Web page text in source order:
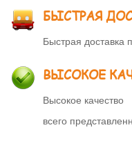
БЫСТРАЯ
Быстрая доставка
ВЫСОКОЕ
Высокое качество
всего